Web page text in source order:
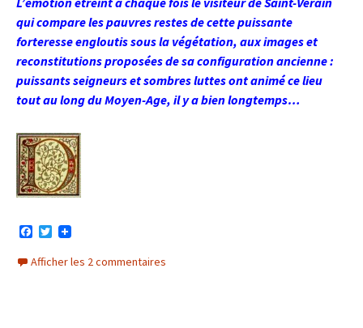
qui compare les pauvres restes de cette puissante
forteresse engloutis sous la végétation, aux images et
reconstitutions proposées de sa configuration ancienne :
puissants seigneurs et sombres luttes ont animé ce lieu
tout au long du Moyen-Age, il y a bien longtemps…
c
e
T
i
t
Afficher les 2 commentaires